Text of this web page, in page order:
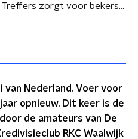
Amateurclub De Treffers zorgt voor bekerstunt door RKC uit te schakelen: 'Iedereen strontlazarus!'
Nederland. Voer voor
opnieuw. Dit keer is de
de amateurs van De
RKC Waalwijk